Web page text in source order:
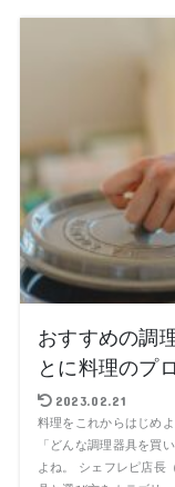
おすすめの調
とに料理のプ
2023.02.21
料理をこれからはじめ
「どんな調理器具を買
よね。 シェフレピ店長